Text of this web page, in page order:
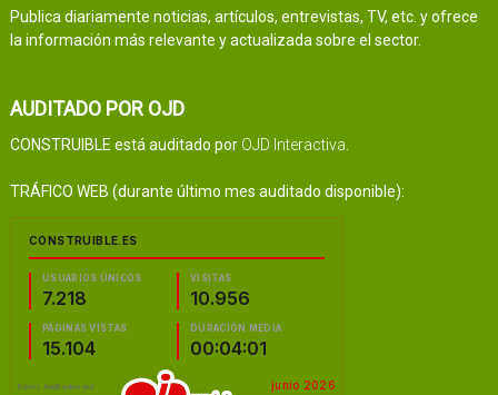
Publica diariamente noticias, artículos, entrevistas, TV, etc. y ofrece
la información más relevante y actualizada sobre el sector.
AUDITADO POR OJD
CONSTRUIBLE está auditado por OJD Interactiva
TRÁFICO WEB (durante último mes auditado disponible):